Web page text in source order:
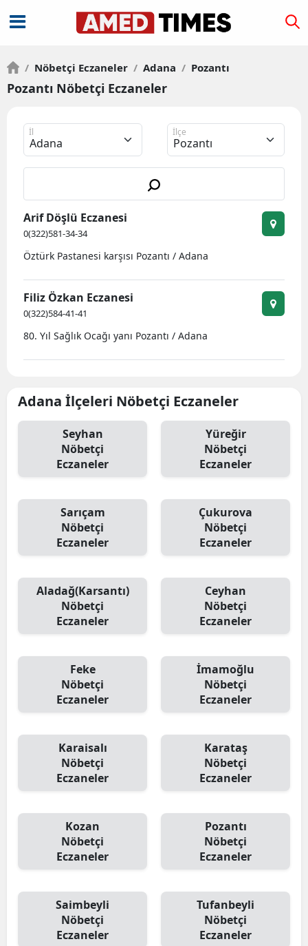
/ Nöbetçi Eczaneler / Adana / Pozantı
Pozantı Nöbetçi Eczaneler
İl İlçe
Arif Döşlü Eczanesi
0(322)581-34-34
Öztürk Pastanesi karşısı Pozantı / Adana
Filiz Özkan Eczanesi
0(322)584-41-41
80. Yıl Sağlık Ocağı yanı Pozantı / Adana
Adana İlçeleri Nöbetçi Eczaneler
Seyhan
Nöbetçi
Eczaneler
Yüreğir
Nöbetçi
Eczaneler
Sarıçam
Nöbetçi
Eczaneler
Çukurova
Nöbetçi
Eczaneler
Aladağ(Karsantı)
Nöbetçi
Eczaneler
Ceyhan
Nöbetçi
Eczaneler
Feke
Nöbetçi
Eczaneler
İmamoğlu
Nöbetçi
Eczaneler
Karaisalı
Nöbetçi
Eczaneler
Karataş
Nöbetçi
Eczaneler
Kozan
Nöbetçi
Eczaneler
Pozantı
Nöbetçi
Eczaneler
Saimbeyli
Nöbetçi
Eczaneler
Tufanbeyli
Nöbetçi
Eczaneler